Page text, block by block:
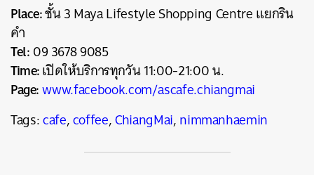
Place:ชั้น 3 Maya Lifestyle Shopping Centre แยกริน
คำ
Tel:09 3678 9085
Time:เปิดให้บริการทุกวัน 11:00-21:00 น.
Page:www.facebook.com/ascafe.chiangmai
Tags:cafe,coffee,ChiangMai,nimmanhaemin